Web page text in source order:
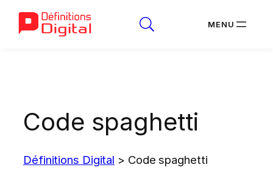
Code spaghetti
Définitions Digital > Code spaghetti